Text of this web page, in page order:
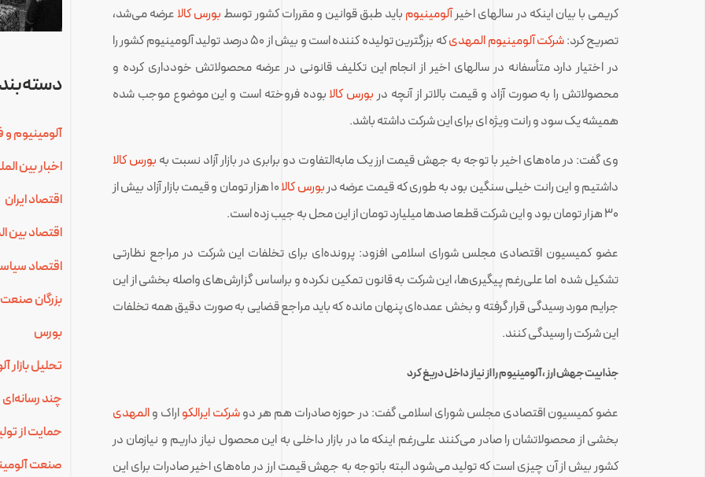
کریمی با بیان اینکه در سالهای اخیرآلومینیوم باید طبق قوانین و مقررات کشور توسط بورس کالاعرضه می‌شد،
تصریح کرد:شرکت آلومینیوم المهدی
که بزرگترین تولیده کننده است و بیش از ۵۰ درصد تولید آلومینیوم کشور را
در اختیار دارد متأسفانه در سالهای اخیر از انجام این تکلیف قانونی در عرضه محصولاتش خودداری کرده و
محصولاتش را به صورت آزاد و قیمت بالاتر از آنچه در بورس کالابوده فروخته است و این موضوع موجب شده
همیشه یک سود و رانت ویژه ای برای این شرکت داشته باشد.
وی گفت: در ماه‌های اخیر با توجه به جهش قیمت ارز یک مابه‌التفاوت دو برابری در بازار آزاد نسبت به بورس کالا
داشتیم و این رانت خیلی سنگین بود به طوری که قیمت عرضه دربورس کالا
۱۰ هزار تومان و قیمت بازار آزاد بیش از
۳۰ هزار تومان بود و این شرکت قطعا صدها میلیارد تومان از این محل به جیب زده است.
عضو کمیسیون اقتصادی مجلس شورای اسلامی افزود: پرونده‌ای برای تخلفات این شرکت در مراجع نظارتی
تشکیل شده اما علی‌رغم پیگیری‌ها، این شرکت به قانون تمکین نکرده و براساس گزارش‌های واصله بخشی از این
جرایم مورد رسیدگی قرار گرفته و بخش عمده‌ای پنهان مانده که باید مراجع قضایی به صورت دقیق همه تخلفات
این شرکت را رسیدگی کنند.
جذابیت جهش ارز ، آلومینیوم را از نیاز داخل دریغ کرد
عضو کمیسیون اقتصادی مجلس شورای اسلامی گفت: در حوزه صادرات هم هر دوشرکت ایرالکواراک والمهدی
بخشی از محصولاتشان را صادر می‌کنند علی‌رغم اینکه ما در بازار داخلی به این محصول نیاز داریم و نیازمان در
کشور بیش از آن چیزی است که تولید می‌شود البته باتوجه به جهش قیمت ارز در ماه‌های اخیر صادرات برای این
آلومینیوم و
اخبار بین
اقتصاد ایران
اقتصاد بین
اقتصاد
بزرگان
بورس
تحلیل بازار
چند رسانه‌ای
حمایت از
صنعت